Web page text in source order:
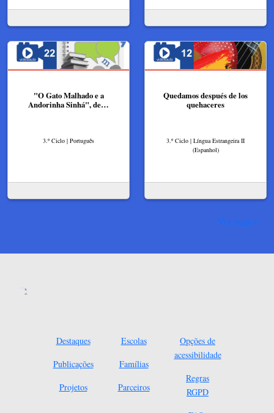
"O Gato Malhado e a
Andorinha Sinhá", de…
3.º Ciclo | Português
Quedamos después de los
quehaceres
3.º Ciclo | Língua Estrangeira II
(Espanhol)
Ver mais
Destaques
Publicações
Projetos
Escolas
Famílias
Parceiros
Opções de
acessibilidade
Regras
RGPD